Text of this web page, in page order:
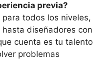
previa?
todos los niveles,
diseñadores con
cuenta es tu talento
problemas